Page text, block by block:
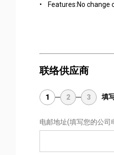
•
Features:No change
联络供应商
1 2 3 填
电邮地址(填写您的公司